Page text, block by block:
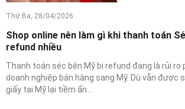
Thứ Ba, 28/04/2026
Shop online nên làm gì khi thanh toán
refund nhiều
Thanh toán séc bên Mỹ bị refund đang là rủi ro
doanh nghiệp bán hàng sang Mỹ. Dù vẫn được
giấy tại Mỹ lại tiềm ẩn...